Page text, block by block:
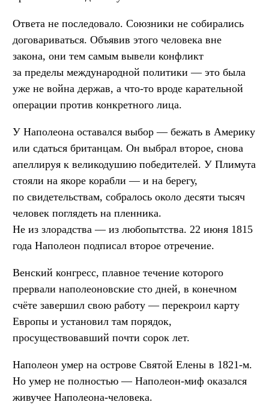
Ответа не последовало. Союзники не собирались
договариваться. Объявив этого человека вне
закона, они тем самым вывели конфликт
за пределы международной политики — это была
уже не война держав, а что-то вроде карательной
операции против конкретного лица.
У Наполеона оставался выбор — бежать в Америку
или сдаться британцам. Он выбрал второе, снова
апеллируя к великодушию победителей. У Плимута
стояли на якоре корабли — и на берегу,
по свидетельствам, собралось около десяти тысяч
человек поглядеть на пленника.
Не из злорадства — из любопытства. 22 июня 1815
года Наполеон подписал второе отречение.
Венский конгресс, плавное течение которого
прервали наполеоновские сто дней, в конечном
счёте завершил свою работу — перекроил карту
Европы и установил там порядок,
просуществовавший почти сорок лет.
Наполеон умер на острове Святой Елены в 1821-м.
Но умер не полностью — Наполеон-миф оказался
живучее Наполеона-человека.